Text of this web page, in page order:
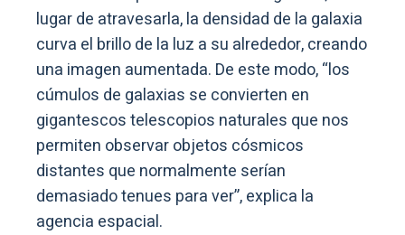
lugar de atravesarla, la densidad de la galaxia
curva el brillo de la luz a su alrededor, creando
una imagen aumentada. De este modo, “los
cúmulos de galaxias se convierten en
gigantescos telescopios naturales que nos
permiten observar objetos cósmicos
distantes que normalmente serían
demasiado tenues para ver”, explica la
agencia espacial.